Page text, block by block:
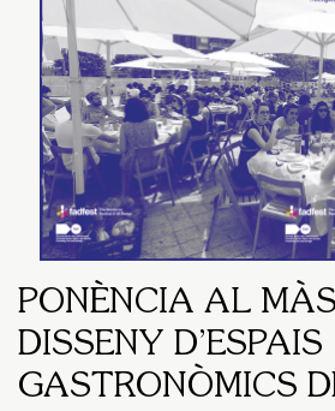
PONÈNCIA AL
DISSENY D’ESPAIS
GASTRONÒMICS